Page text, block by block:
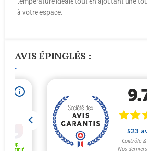
température idéale tout en ajoutant une
à votre espace.
AVIS ÉPINGLÉS :